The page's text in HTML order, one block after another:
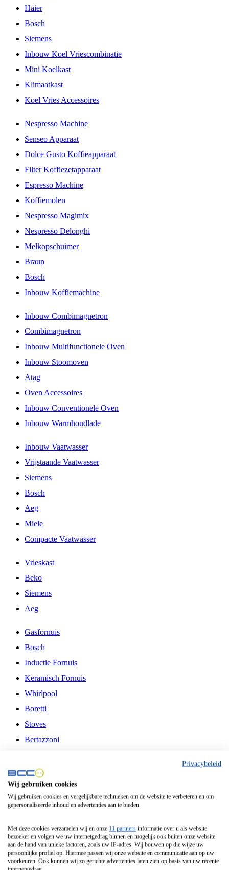
Haier
Bosch
Siemens
Inbouw Koel Vriescombinatie
Mini Koelkast
Klimaatkast
Koel Vries Accessoires
Nespresso Machine
Senseo Apparaat
Dolce Gusto Koffieapparaat
Filter Koffiezetapparaat
Espresso Machine
Koffiemolen
Nespresso Magimix
Nespresso Delonghi
Melkopschuimer
Braun
Bosch
Inbouw Koffiemachine
Inbouw Combimagnetron
Combimagnetron
Inbouw Multifunctionele Oven
Inbouw Stoomoven
Atag
Oven Accessoires
Inbouw Conventionele Oven
Inbouw Warmhoudlade
Inbouw Vaatwasser
Vrijstaande Vaatwasser
Siemens
Bosch
Aeg
Miele
Compacte Vaatwasser
Vrieskast
Beko
Siemens
Aeg
Gasfornuis
Bosch
Inductie Fornuis
Keramisch Fornuis
Whirlpool
Boretti
Stoves
Bertazzoni
Fitelli
Airfryer
Frituurpan
Contactgrill
Broodbakmachine
Broodrooster
Privacybeleid
Wij gebruiken cookies
Wij gebruiken cookies en vergelijkbare technieken om de website te verbeteren en om
gepersonaliseerde inhoud en advertenties aan te bieden.
Met deze cookies verzamelen wij en onze 11 partners informatie over u als website
bezoeker en volgen we uw internetgedrag binnen en mogelijk ook buiten onze website
aan de hand van unieke factoren, zoals uw IP-adres. Wij bouwen op die wijze uw
persoonlijke profiel op. Hiermee passen wij onze website en communicatie aan op uw
voorkeuren. Ook kunnen wij zo gerichte advertenties laten zien op basis van uw recente